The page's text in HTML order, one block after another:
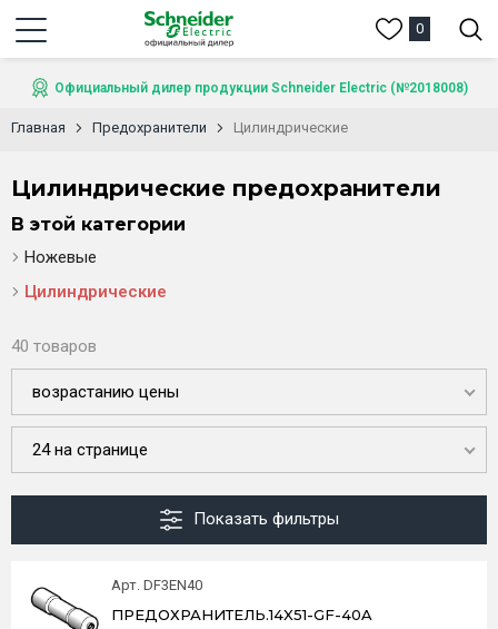
0
Официальный дилер продукции Schneider Electric (№2018008)
Главная Предохранители Цилиндрические
Цилиндрические предохранители
В этой категории
Ножевые
Цилиндрические
40 товаров
возрастанию цены
24 на странице
Показать фильтры
Арт. DF3EN40
ПРЕДОХРАНИТЕЛЬ.14X51-GF-40A